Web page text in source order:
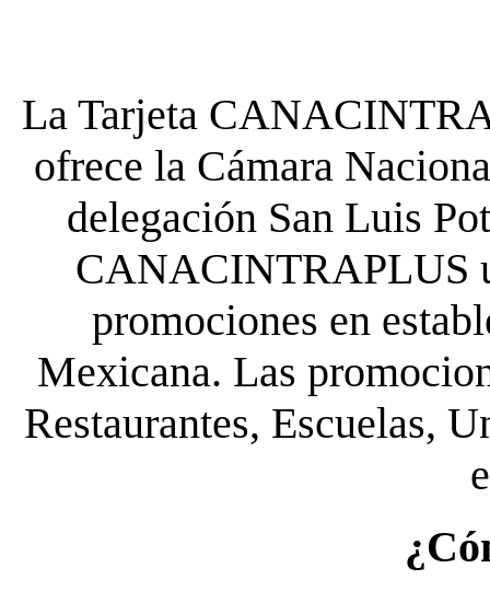
La Tarjeta
ofrece la Cámara
delegación San Luis
CANACINTRAPLUS
promociones en
Mexicana. Las
Restaurantes, Escuelas,